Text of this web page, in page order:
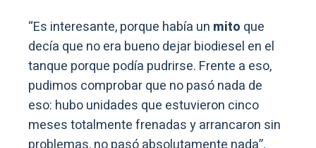
“Es interesante, porque había un mito que
decía que no era bueno dejar biodiesel en el
tanque porque podía pudrirse. Frente a eso,
pudimos comprobar que no pasó nada de
eso: hubo unidades que estuvieron cinco
meses totalmente frenadas y arrancaron sin